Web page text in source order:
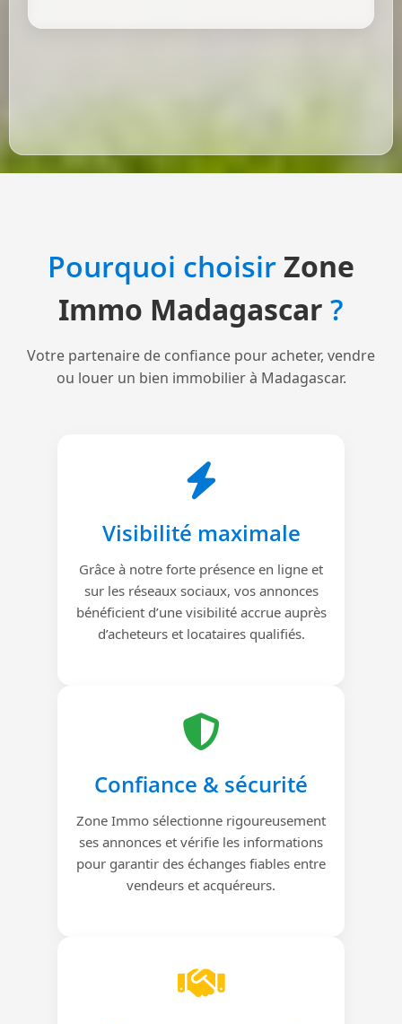
Pourquoi choisirZone
Immo Madagascar ?
Votre partenaire de confiance pour acheter, vendre
ou louer un bien immobilier à Madagascar.
Visibilité maximale
Grâce à notre forte présence en ligne et
sur les réseaux sociaux, vos annonces
bénéficient d’une visibilité accrue auprès
d’acheteurs et locataires qualifiés.
Confiance & sécurité
Zone Immo sélectionne rigoureusement
ses annonces et vérifie les informations
pour garantir des échanges fiables entre
vendeurs et acquéreurs.